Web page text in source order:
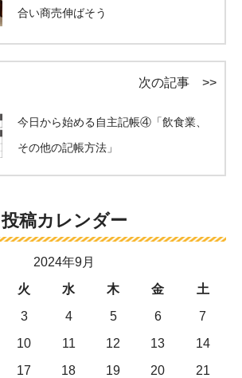
合い商売伸ばそう
次の記事 >>
今日から始める自主記帳④「飲食業、
その他の記帳方法」
投稿カレンダー
2024年9月
火 水 木 金
土
3 4 5 6
7
10 11 12 13
14
17 18 19 20
21